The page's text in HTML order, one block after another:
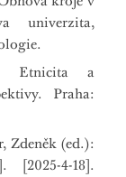
univerzita,
Etnicita a
Praha:
Zdeněk (ed.):
[2025-4-18].